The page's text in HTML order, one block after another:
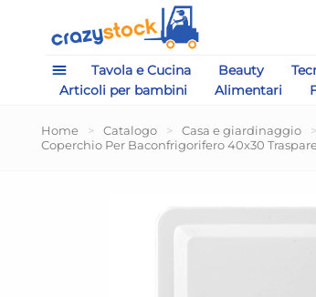
Tavola e Cucina Beauty
Articoli per bambini
Alimentari
Home > Catalogo > Casa e giardinaggio >
Coperchio Per Baconfrigorifero 40x30